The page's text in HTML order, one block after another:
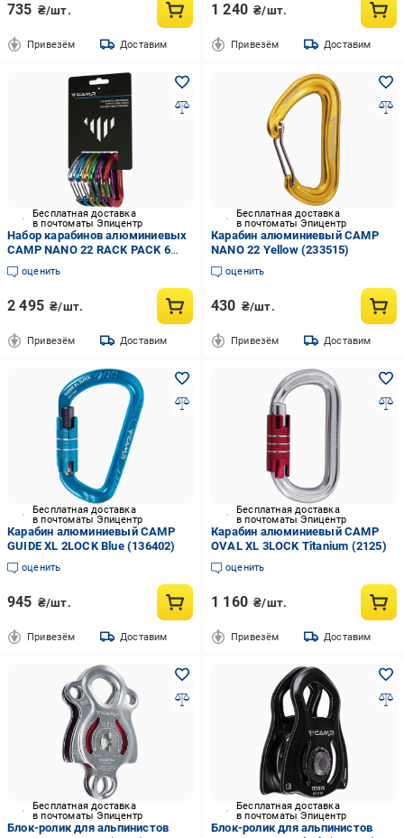
735 ₴/шт.
Привезём Доставим
1 240 ₴/шт.
Привезём Доставим
Бесплатная доставка
в почтоматы Эпицентр
Набор карабинов алюминиевых
CAMP NANO 22 RACK PACK 6
шт. (2479)
оценить
2 495 ₴/шт.
Привезём Доставим
Бесплатная доставка
в почтоматы Эпицентр
Карабин алюминиевый CAMP
NANO 22 Yellow (233515)
оценить
430 ₴/шт.
Привезём Доставим
Бесплатная доставка
в почтоматы Эпицентр
Карабин алюминиевый CAMP
GUIDE XL 2LOCK Blue (136402)
оценить
945 ₴/шт.
Привезём Доставим
Бесплатная доставка
в почтоматы Эпицентр
Карабин алюминиевый CAMP
OVAL XL 3LOCK Titanium (2125)
оценить
1 160 ₴/шт.
Привезём Доставим
Бесплатная доставка
в почтоматы Эпицентр
Блок-ролик для альпинистов
Бесплатная доставка
в почтоматы Эпицентр
Блок-ролик для альпинистов